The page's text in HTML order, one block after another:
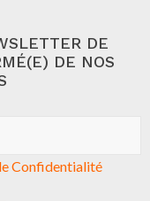
DE
DE NOS
Confidentialité